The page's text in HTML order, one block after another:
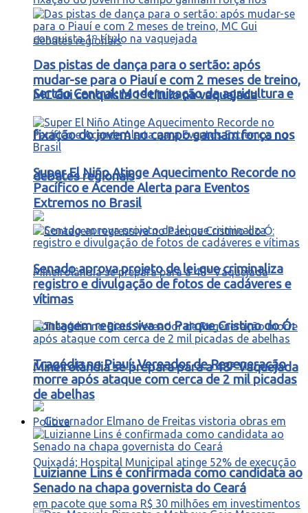
Sertão Central: Modernização da agricultura e
fixação do jovem no campo ganham força nos
debates regionais
Contagem regressiva no Parque Cristino do Ó:
Mineirolândia se prepara para a 48ª Vaquejada
Das pistas de dança para o sertão: após
mudar-se para o Piauí e com 2 meses de treino,
MC Gui conquista 1º título na vaquejada
Super El Niño Atinge Aquecimento Recorde no
Pacífico e Acende Alerta para Eventos
Extremos no Brasil
Senado aprova projeto de lei que criminaliza
registro e divulgação de fotos de cadáveres e
vítimas
Tragédia no Piauí: Vereador de Regeneração
morre após ataque com cerca de 2 mil picadas
de abelhas
Política
Luizianne Lins é confirmada como candidata ao
Senado na chapa governista do Ceará